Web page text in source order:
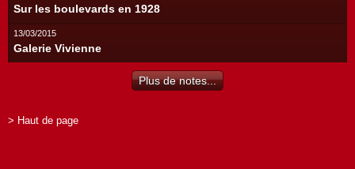
Sur les boulevards en 1928
13/03/2015
Galerie Vivienne
Plus de notes...
> Haut de page